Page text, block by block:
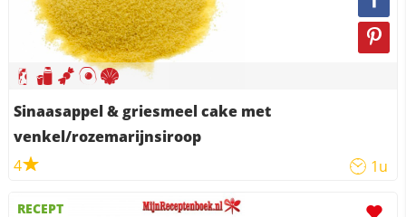
Sinaasappel & griesmeel cake met
venkel/rozemarijnsiroop
4
1u
RECEPT